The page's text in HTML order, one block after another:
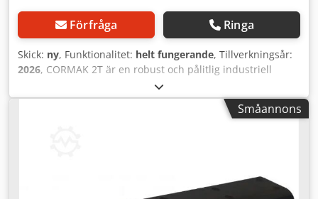
Förfråga Ringa
Skick: ny, Funktionalitet: helt fungerande, Tillverkningsår:
2026, CORMAK 2T är en robust och pålitlig industriell
portalkran, konstruerad för intensivt arbete i
produktionshallar, verkstäder, lager och andra industriella
anläggningar. Tack vare sin lyftkapacitet på upp till 2000
Viktiga egenskaper och fördelar: Dsderidh Nspfx Ad Sjwa *
Lyftkapacitet på 2 ton – idealisk för att lyfta tunga laster i
Småannons